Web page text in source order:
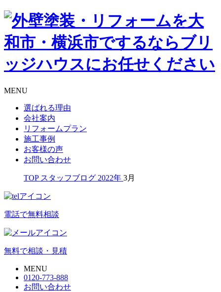
MENU
選ばれる理由
会社案内
リフォームプラン
施工事例
お客様の声
お問い合わせ
TOP スタッフブログ 2022年 3月
電話で無料相談
無料で相談・見積
MENU
0120-773-888
お問い合わせ